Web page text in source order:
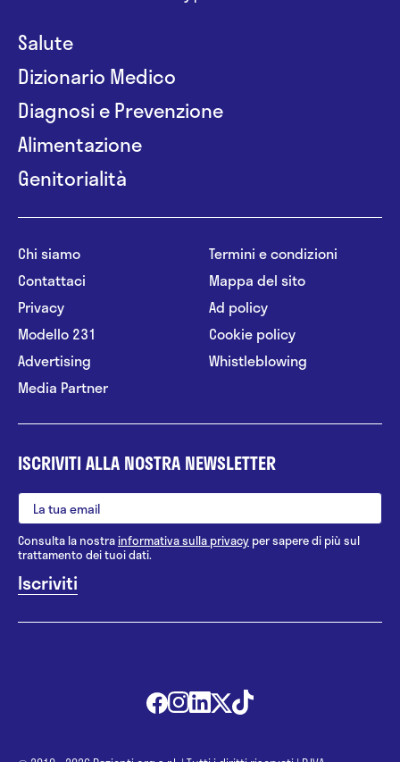
Salute
Dizionario Medico
Diagnosi e Prevenzione
Alimentazione
Genitorialità
Chi siamo
Contattaci
Privacy
Modello 231
Advertising
Media Partner
Termini e condizioni
Mappa del sito
Ad policy
Cookie policy
Whistleblowing
ISCRIVITI ALLA NOSTRA NEWSLETTER
Consulta la nostrainformativa sulla privacy per sapere di più sul
trattamento dei tuoi dati.